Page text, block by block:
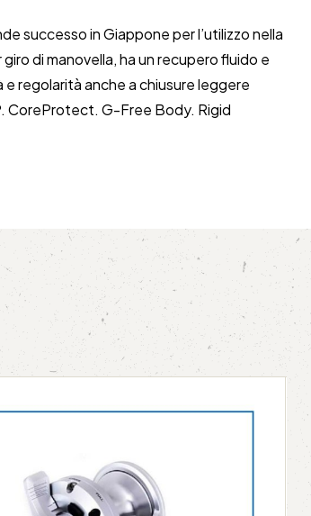
successo in Giappone per l’utilizzo nella
di manovella, ha un recupero fluido e
regolarità anche a chiusure leggere
CoreProtect. G-Free Body. Rigid